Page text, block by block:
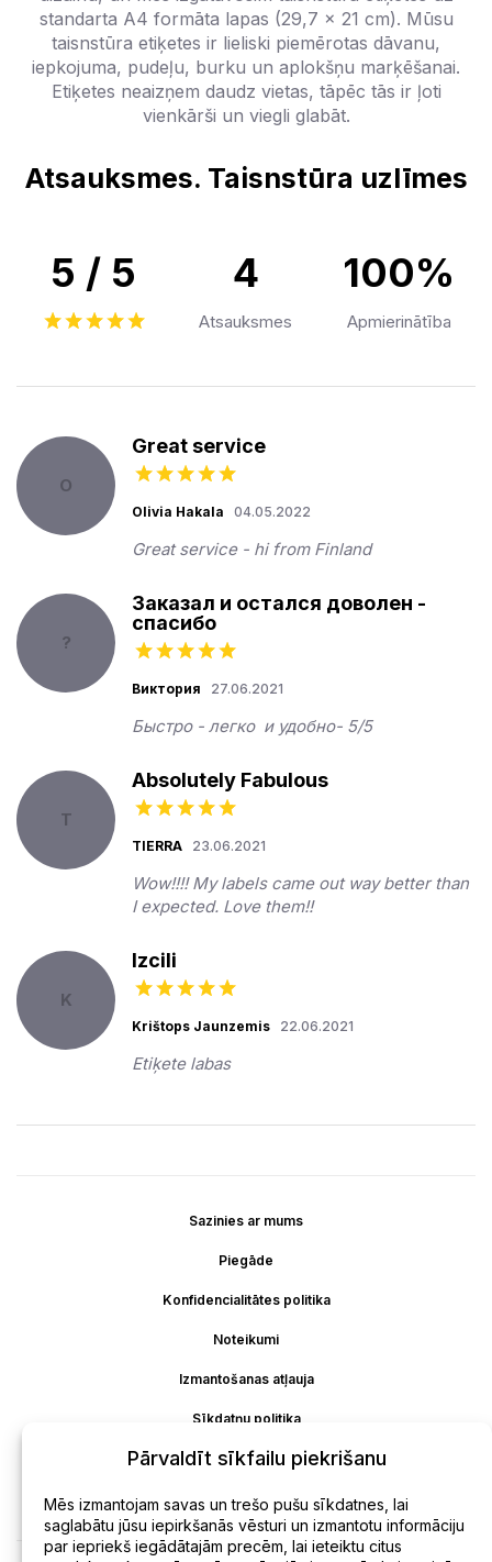
standarta A4 formāta lapas (29,7 x 21 cm). Mūsu
taisnstūra etiķetes ir lieliski piemērotas dāvanu,
iepkojuma, pudeļu, burku un aplokšņu marķēšanai.
Etiķetes neaizņem daudz vietas, tāpēc tās ir ļoti
vienkārši un viegli glabāt.
Atsauksmes. Taisnstūra uzlīmes
5 / 5 4
Atsauksmes
100%
Apmierinātība
O
Great service
Olivia Hakala 04.05.2022
Great service - hi from Finland
?
Заказал и остался доволен -
спасибо
Виктория 27.06.2021
Быстро - легко  и удобно- 5/5
T
Absolutely Fabulous
TIERRA 23.06.2021
Wow!!!! My labels came out way better than
I expected. Love them!!
K
Izcili
Krištops Jaunzemis 22.06.2021
Etiķete labas
Sazinies ar mums
Piegāde
Konfidencialitātes politika
Noteikumi
Izmantošanas atļauja
Sīkdatņu politika
Atteikšanās
Atmaksa
Pārvaldīt sīkfailu piekrišanu
Mēs izmantojam savas un trešo pušu sīkdatnes, lai
saglabātu jūsu iepirkšanās vēsturi un izmantotu informāciju
par iepriekš iegādātajām precēm, lai ieteiktu citus